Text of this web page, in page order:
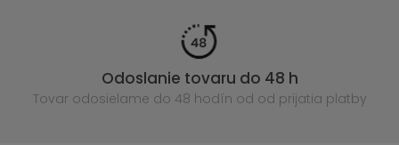
Odoslanie tovaru do 48 h
Tovar odosielame do 48 hodín od od prijatia platby